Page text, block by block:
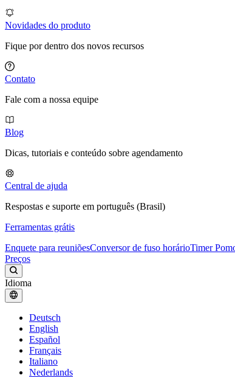
Novidades do produto
Fique por dentro dos novos recursos
Contato
Fale com a nossa equipe
Blog
Dicas, tutoriais e conteúdo sobre agendamento
Central de ajuda
Respostas e suporte em português (Brasil)
Ferramentas grátis
Enquete para reuniõesConversor de fuso horárioTimer
Preços
Idioma
Deutsch
English
Español
Français
Italiano
Nederlands